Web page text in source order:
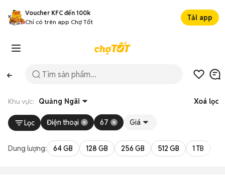
Voucher KFC đến 100k
Chỉ có trên app Chợ Tốt
Tải app
Khu vực: Quảng Ngãi Xoá lọc
Lọc Điện thoại 67 Giá
Dung lượng: 64 GB 128 GB 256 GB 512 GB 1 TB